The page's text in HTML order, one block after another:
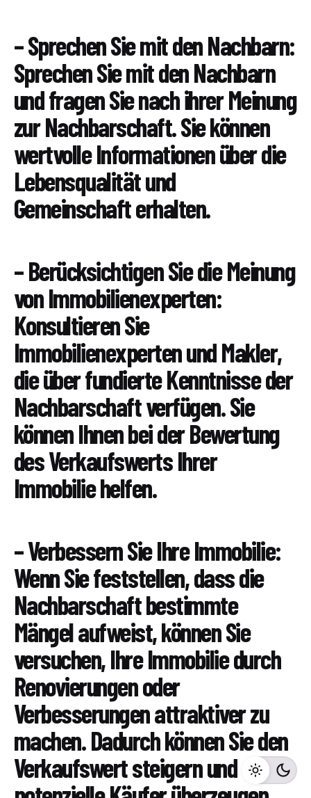
– Sprechen Sie mit den Nachbarn:
Sprechen Sie mit den Nachbarn
und fragen Sie nach ihrer Meinung
zur Nachbarschaft. Sie können
wertvolle Informationen über die
Lebensqualität und
Gemeinschaft erhalten.
– Berücksichtigen Sie die Meinung
von Immobilienexperten:
Konsultieren Sie
Immobilienexperten und Makler,
die über fundierte Kenntnisse der
Nachbarschaft verfügen. Sie
können Ihnen bei der Bewertung
des Verkaufswerts Ihrer
Immobilie helfen.
– Verbessern Sie Ihre Immobilie:
Wenn Sie feststellen, dass die
Nachbarschaft bestimmte
Mängel aufweist, können Sie
versuchen, Ihre Immobilie durch
Renovierungen oder
Verbesserungen attraktiver zu
machen. Dadurch können Sie den
Verkaufswert steigern und